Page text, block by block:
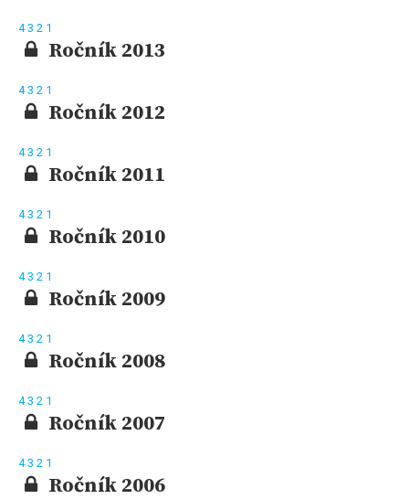
43 2 1
Ročník 2013
43 2 1
Ročník 2012
43 2 1
Ročník 2011
43 2 1
Ročník 2010
43 2 1
Ročník 2009
43 2 1
Ročník 2008
43 2 1
Ročník 2007
43 2 1
Ročník 2006